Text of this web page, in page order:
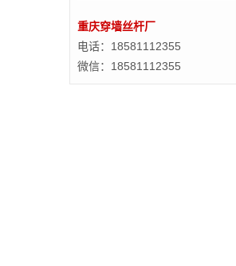
重庆穿墙丝杆厂
电话：18581112355
微信：18581112355